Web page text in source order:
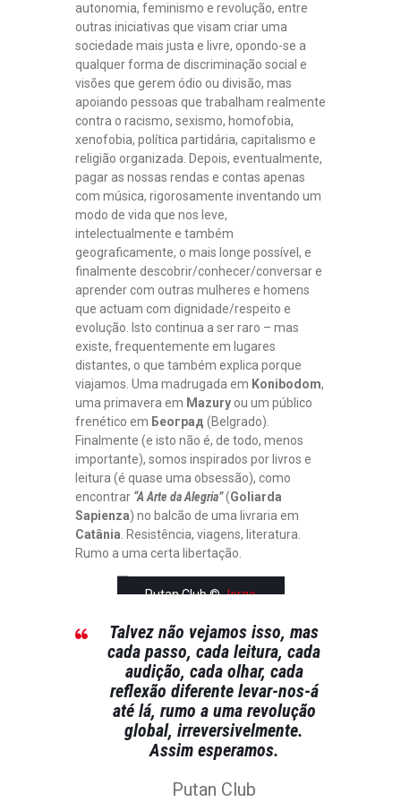
autonomia, feminismo e revolução, entre
outras iniciativas que visam criar uma
sociedade mais justa e livre, opondo-se a
qualquer forma de discriminação social e
visões que gerem ódio ou divisão, mas
apoiando pessoas que trabalham realmente
contra o racismo, sexismo, homofobia,
xenofobia, política partidária, capitalismo e
religião organizada. Depois, eventualmente,
pagar as nossas rendas e contas apenas
com música, rigorosamente inventando um
modo de vida que nos leve,
intelectualmente e também
geograficamente, o mais longe possível, e
finalmente descobrir/conhecer/conversar e
aprender com outras mulheres e homens
que actuam com dignidade/respeito e
evolução. Isto continua a ser raro – mas
existe, frequentemente em lugares
distantes, o que também explica porque
viajamos. Uma madrugada em Konibodom,
uma primavera em Mazury ou um público
frenético em Београд (Belgrado).
Finalmente (e isto não é, de todo, menos
importante), somos inspirados por livros e
leitura (é quase uma obsessão), como
encontrar “A Arte da Alegria”(Goliarda
Sapienza) no balcão de uma livraria em
Catânia . Resistência, viagens, literatura.
Rumo a uma certa libertação.
Putan Club ©Jorge
Talvez não vejamos isso, mas
cada passo, cada leitura, cada
audição, cada olhar, cada
reflexão diferente levar-nos-á
até lá, rumo a uma revolução
global, irreversivelmente.
Assim esperamos.
Putan Club